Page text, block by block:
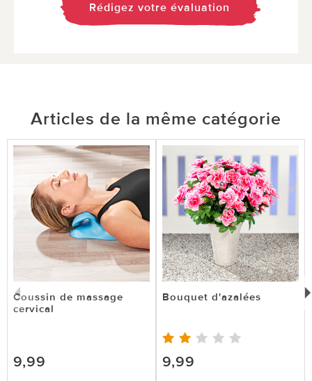
Rédigez votre évaluation
Articles de la même catégorie
Coussin de massage
cervical
9,99
Bouquet d'azalées
9,99